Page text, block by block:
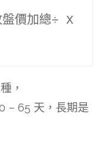
價加總÷ X
，
– 65 天，長期是